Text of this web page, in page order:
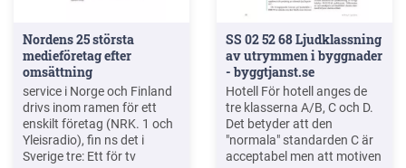
Nordens 25 största
medieföretag efter
omsättning
service i Norge och Finland
drivs inom ramen för ett
enskilt företag (NRK. 1 och
Yleisradio), fin ns det i
Sverige tre: Ett för tv
SS 02 52 68 Ljudklassning
av utrymmen i byggnader
- byggtjanst.se
Hotell För hotell anges de
tre klasserna A/B, C och D.
Det betyder att den
"normala" standarden C är
acceptabel men att motiven